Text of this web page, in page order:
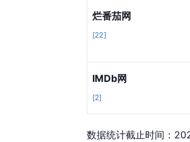
烂番茄网
[22]
IMDb网
[2]
数据统计截止时间：